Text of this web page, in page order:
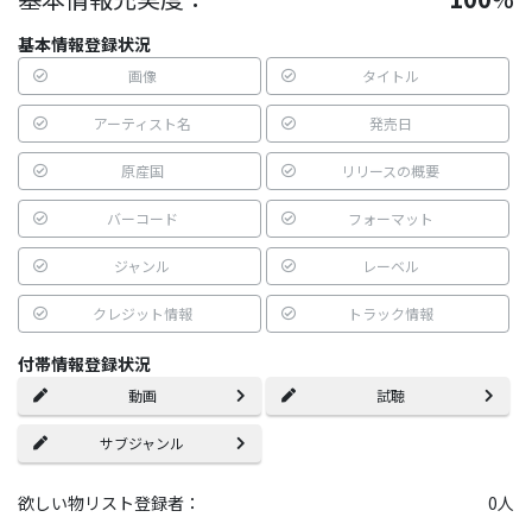
基本情報登録状況
画像 タイトル
アーティスト名 発売日
原産国 リリースの概要
バーコード フォーマット
ジャンル レーベル
クレジット情報 トラック情報
付帯情報登録状況
動画 試聴
サブジャンル
欲しい物リスト登録者： 0人